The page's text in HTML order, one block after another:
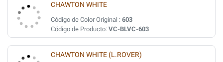
CHAWTON WHITE
Código de Color Original : 603
Código de Producto: VC-BLVC-603
CHAWTON WHITE (L.ROVER)